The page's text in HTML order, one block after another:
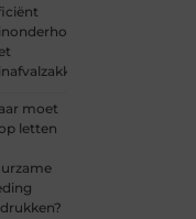
moet
letten